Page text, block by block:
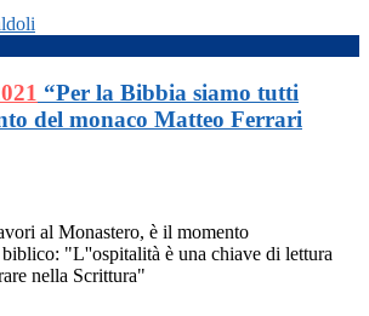
“Per la Bibbia siamo tutti
del monaco Matteo Ferrari
al Monastero, è il momento
"L''ospitalità è una chiave di lettura
nella Scrittura"